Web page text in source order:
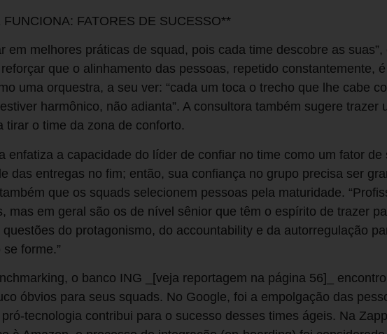
FUNCIONA: FATORES DE SUCESSO**
em melhores práticas de squad, pois cada time descobre as
que o alinhamento das pessoas, repetido constantemente,
uma orquestra, a seu ver: “cada um toca o trecho que lhe cabe
harmônico, não adianta”. A consultora também sugere trazer
tirar o time da zona de conforto.
enfatiza a capacidade do líder de confiar no time como um fator de
das entregas no fim; então, sua confiança no grupo precisa ser
que os squads selecionem pessoas pela maturidade.
mas em geral são os de nível sênior que têm o espírito de trazer
questões do protagonismo, do accountability e da autorregulação
forme.”
o banco ING _[veja reportagem na página 56]_
óbvios para seus squads. No Google, foi a empolgação das
tecnologia contribui para o sucesso desses times ágeis. Na